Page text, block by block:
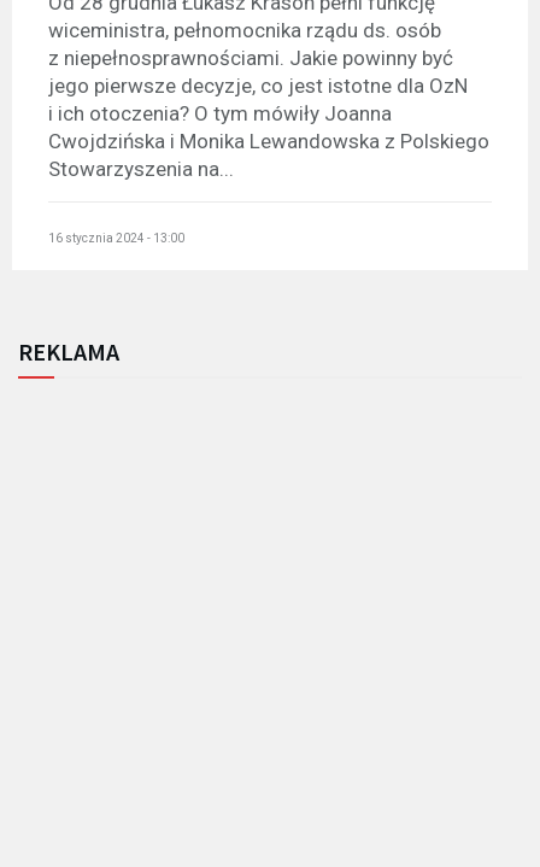
wiceministra, pełnomocnika rządu ds. osób
z niepełnosprawnościami. Jakie powinny być
jego pierwsze decyzje, co jest istotne dla OzN
i ich otoczenia? O tym mówiły Joanna
Cwojdzińska i Monika Lewandowska z Polskiego
Stowarzyszenia na...
16 stycznia 2024 - 13:00
REKLAMA